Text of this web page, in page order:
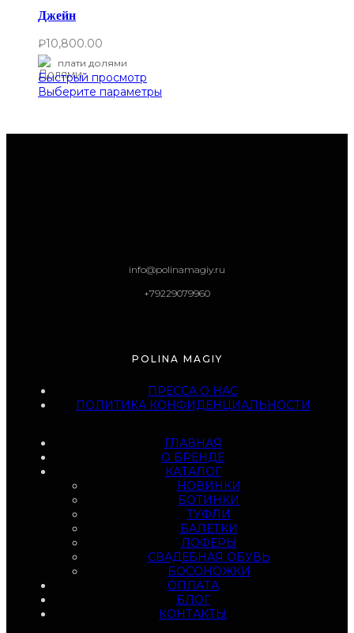
Джейн
₽10,800.00
плати долями
Быстрый просмотр
Выберите параметры
info@polinamagiy.ru
+79229079960
POLINA MAGIY
ПРЕССА О НАС
ПОЛИТИКА КОНФИДЕНЦИАЛЬНОСТИ
ГЛАВНАЯ
О БРЕНДЕ
КАТАЛОГ
НОВИНКИ
БОТИНКИ
ТУФЛИ
БАЛЕТКИ
ЛОФЕРЫ
СВАДЕБНАЯ ОБУВЬ
БОСОНОЖКИ
ОПЛАТА
БЛОГ
КОНТАКТЫ